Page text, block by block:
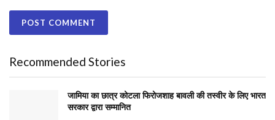
Recommended Stories
जामिया का छात्र कोटला फिरोजशाह बावली की तस्वीर के लिए भारत
सरकार द्वारा सम्मानित